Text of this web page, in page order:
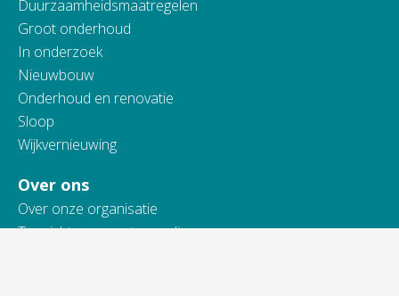
Duurzaamheidsmaatregelen
Groot onderhoud
In onderzoek
Nieuwbouw
Onderhoud en renovatie
Sloop
Wijkvernieuwing
Over ons
Over onze organisatie
Toezicht en verantwoording